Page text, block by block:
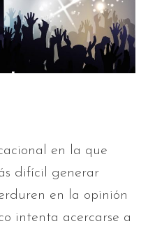
en la que
difícil generar
en la opinión
intenta acercarse a